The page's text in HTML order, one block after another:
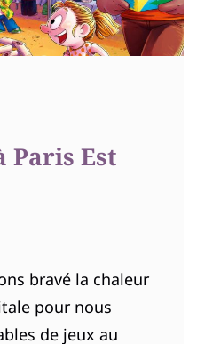
Paris Est
bravé la chaleur
pour nous
de jeux au